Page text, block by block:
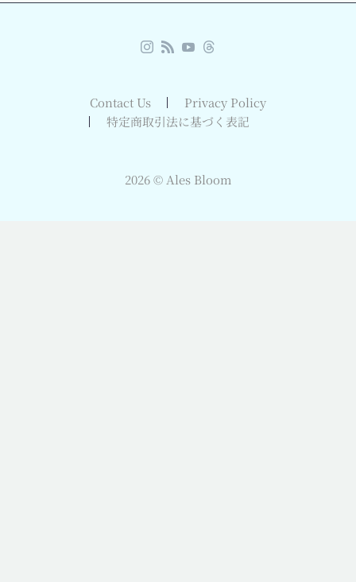
Contact Us
Privacy Policy
特定商取引法に基づく表記
2026 © Ales Bloom